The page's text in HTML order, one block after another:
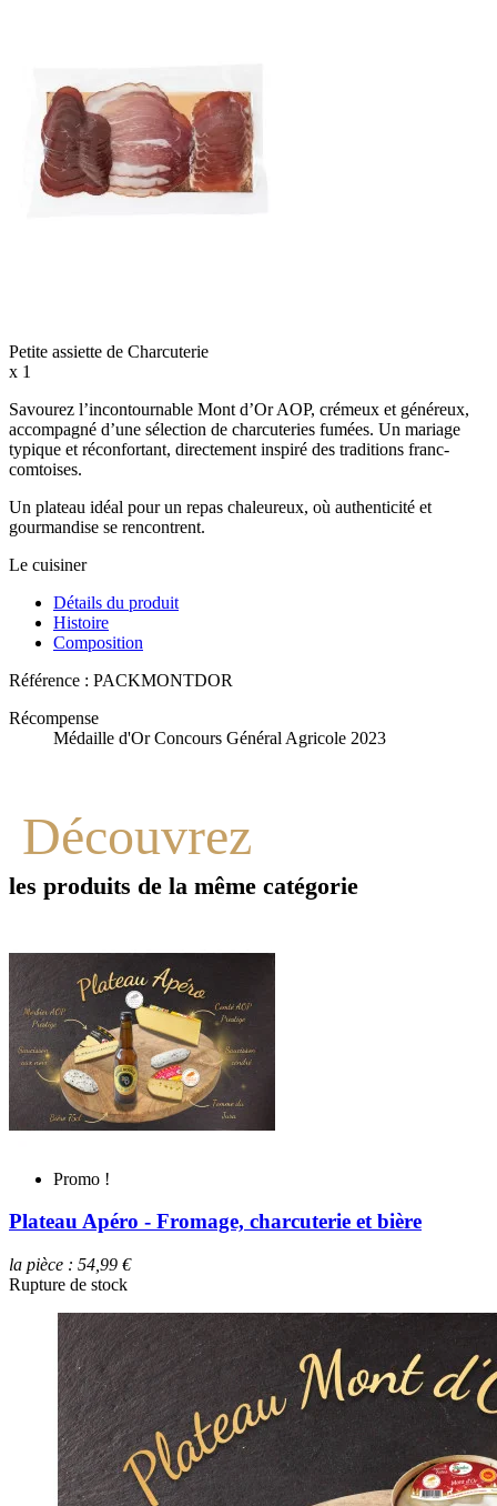
Petite assiette de Charcuterie
x 1
Savourez l’incontournable Mont d’Or AOP, crémeux et généreux,
accompagné d’une sélection de charcuteries fumées. Un mariage
typique et réconfortant, directement inspiré des traditions franc-
comtoises.
Un plateau idéal pour un repas chaleureux, où authenticité et
gourmandise se rencontrent.
Le cuisiner
Détails du produit
Histoire
Composition
Référence : PACKMONTDOR
Récompense
Médaille d'Or Concours Général Agricole 2023
Découvrez
les produits de la même catégorie
Promo !
Plateau Découverte - Fromage - 2,4 kg
la pièce : 52,99 €